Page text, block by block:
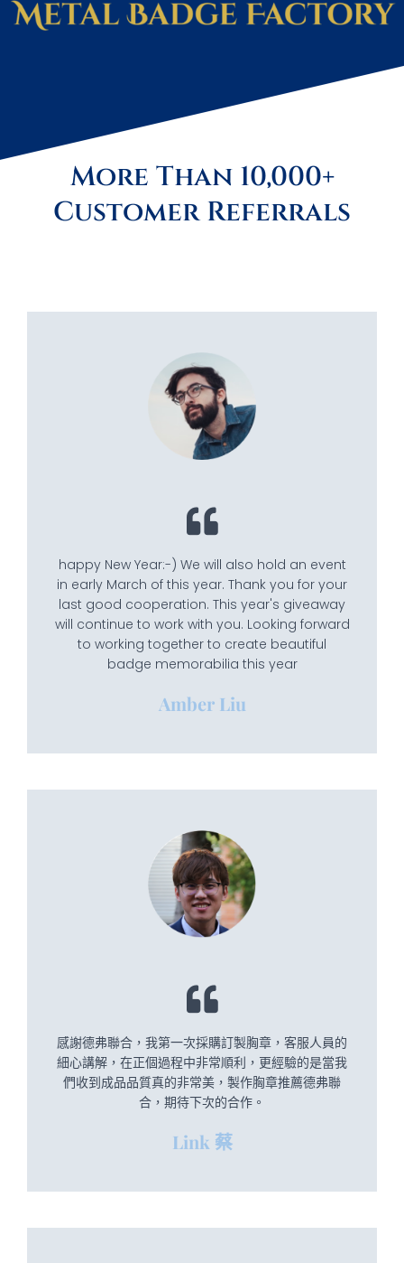
More Than 10,000+
Customer Referrals
happy New Year:-) We will also hold an event
in early March of this year. Thank you for your
last good cooperation. This year's giveaway
will continue to work with you. Looking forward
to working together to create beautiful
badge memorabilia this year
Amber Liu
感謝德弗聯合，我第一次採購訂製胸章，客服人員的
細心講解，在正個過程中非常順利，更經驗的是當我
們收到成品品質真的非常美，製作胸章推薦德弗聯
合，期待下次的合作。
Link 蔡